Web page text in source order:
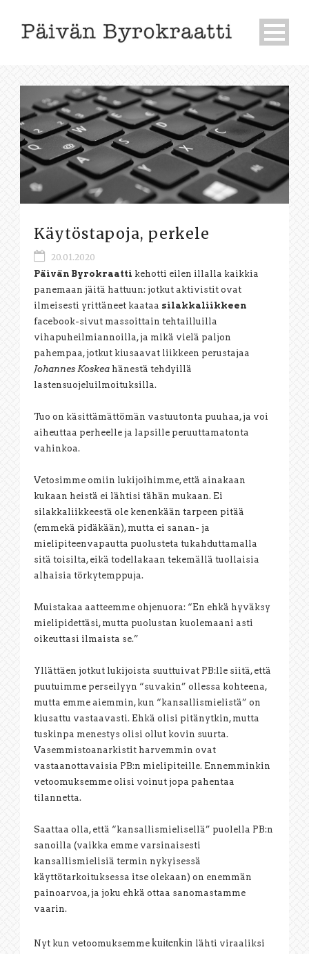
Käytöstapoja, perkele
20.01.2020
Päivän Byrokraatti kehotti eilen illalla kaikkia
panemaan jäitä hattuun: jotkut aktivistit ovat
ilmeisesti yrittäneet kaataa silakkaliikkeen
facebook-sivut massoittain tehtailluilla
vihapuheilmiannoilla, ja mikä vielä paljon
pahempaa, jotkut kiusaavat liikkeen perustajaa
Johannes Koskea hänestä tehdyillä
lastensuojeluilmoituksilla.
Tuo on käsittämättömän vastuutonta puuhaa, ja voi
aiheuttaa perheelle ja lapsille peruuttamatonta
vahinkoa.
Vetosimme omiin lukijoihimme, että ainakaan
kukaan heistä ei lähtisi tähän mukaan. Ei
silakkaliikkeestä ole kenenkään tarpeen pitää
(emmekä pidäkään), mutta ei sanan- ja
mielipiteenvapautta puolusteta tukahduttamalla
sitä toisilta, eikä todellakaan tekemällä tuollaisia
alhaisia törkytemppuja.
Muistakaa aatteemme ohjenuora: “En ehkä hyväksy
mielipidettäsi, mutta puolustan kuolemaani asti
oikeuttasi ilmaista se.”
Yllättäen jotkut lukijoista suuttuivat PB:lle siitä, että
puutuimme perseilyyn “suvakin” ollessa kohteena,
mutta emme aiemmin, kun “kansallismielistä” on
kiusattu vastaavasti. Ehkä olisi pitänytkin, mutta
tuskinpa menestys olisi ollut kovin suurta.
Vasemmistoanarkistit harvemmin ovat
vastaanottavaisia PB:n mielipiteille. Ennemminkin
vetoomuksemme olisi voinut jopa pahentaa
tilannetta.
Saattaa olla, että “kansallismielisellä” puolella PB:n
sanoilla (vaikka emme varsinaisesti
kansallismielisiä termin nykyisessä
käyttötarkoituksessa itse olekaan) on enemmän
painoarvoa, ja joku ehkä ottaa sanomastamme
vaarin.
Nyt kun vetoomuksemme kuitenkin lähti viraaliksi